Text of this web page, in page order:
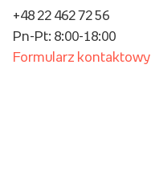
+48 22 462 72 56
Pn-Pt: 8:00-18:00
Formularz kontaktowy